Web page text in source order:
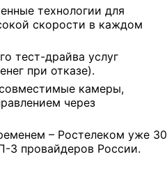
технологии для
скорости в каждом
тест-драйва услуг
при отказе).
камеры,
через
– Ростелеком уже 30
3 провайдеров России.